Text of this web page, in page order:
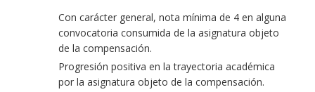
Con carácter general, nota mínima de 4 en alguna
convocatoria consumida de la asignatura objeto
de la compensación.
Progresión positiva en la trayectoria académica
por la asignatura objeto de la compensación.